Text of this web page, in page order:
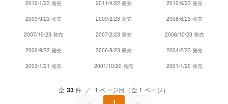
2012/1/23 発売 2011/4/22 発売 2010/6/23 発売
2009/9/23 発売 2009/2/23 発売 2008/6/23 発売
2007/10/23 発売 2007/2/23 発売 2006/10/23 発売
2006/9/22 発売 2006/8/23 発売 2004/2/23 発売
2003/1/21 発売 2001/10/20 発売 2001/1/20 発売
全 33件 ／ 1 ページ目（全 1 ページ）
1